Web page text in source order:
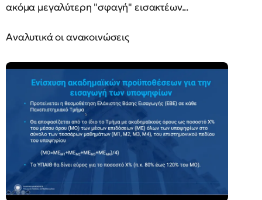
ακόμα μεγαλύτερη "σφαγή" εισακτέων...
Αναλυτικά οι ανακοινώσεις